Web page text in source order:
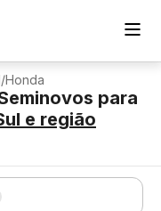
/Honda
para
e região